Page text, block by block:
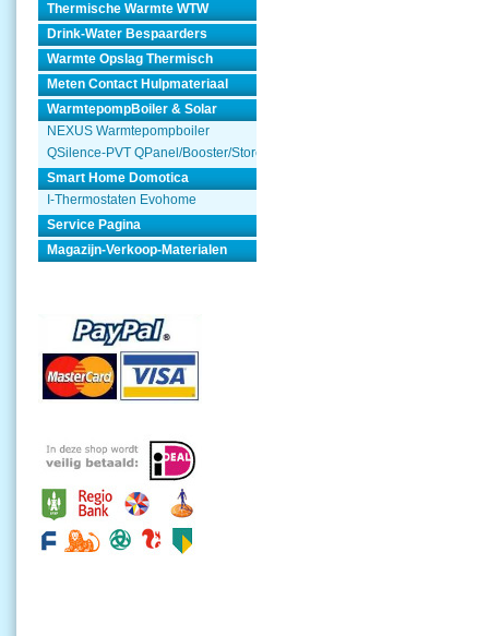
Thermische Warmte WTW
Drink-Water Bespaarders
Warmte Opslag Thermisch
Meten Contact Hulpmateriaal
WarmtepompBoiler & Solar
NEXUS Warmtepompboiler
QSilence-PVT QPanel/Booster/Store
Smart Home Domotica
I-Thermostaten Evohome
Service Pagina
Magazijn-Verkoop-Materialen